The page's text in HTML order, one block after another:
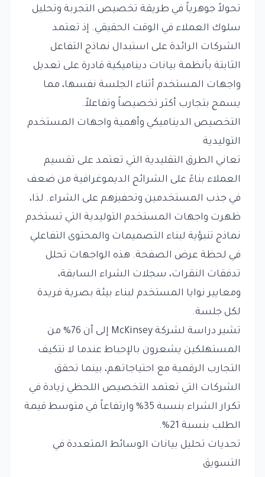
تحولاً جوهرياً في طريقة تخصيص التجربة وتحليل
سلوك العملاء في الوقت الحقيقي. إذ تعتمد
الشركات الرائدة على استبدال نماذج التفاعل
الثابتة بأنظمة بيانات ديناميكية قادرة على تعديل
واجهات المستخدم أثناء الجلسة نفسها، مما
يسمح بتجارب أكثر تخصيصاً وتفاعلاً.
التخصيص الديناميكي وأهمية واجهات المستخدم
التوليدية
تعاني الطرق التقليدية التي تعتمد على تقسيم
العملاء بناءً على الشرائح الديموغرافية من ضعف
في جذب المستخدمين وتحفيزهم على الشراء. لذا،
ظهرت واجهات المستخدم التوليدية التي تستخدم
نماذج تنبؤية لبناء التصميمات والمحتوى التفاعلي
في لحظة عرض الصفحة. هذه الواجهات تحلل
تدفقات النقرات، سجلات الشراء السابقة،
ومعايير نوايا المستخدم لبناء بيئة بصرية فريدة
لكل جلسة.
تشير دراسة لشركة McKinsey إلى أن 76% من
المستهلكين يشعرون بالإحباط عندما لا تتكيف
التجارب الرقمية مع احتياجاتهم، بينما تحقق
الشركات التي تعتمد التخصيص اللحظي زيادة في
تكرار الشراء بنسبة 35% وارتفاعاً في متوسط قيمة
الطلب بنسبة 21%.
تحديات تحليل بيانات الوسائط المتعددة في
التسويق